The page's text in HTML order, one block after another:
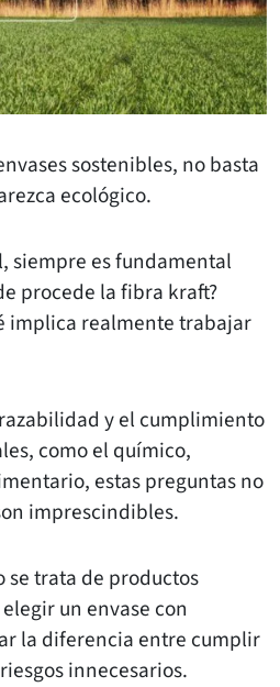
sostenibles, no basta
ecológico.
siempre es fundamental
procede la fibra kraft?
implica realmente trabajar
y el cumplimiento
como el químico,
estas preguntas no
imprescindibles.
se trata de productos
un envase con
la diferencia entre cumplir
innecesarios.